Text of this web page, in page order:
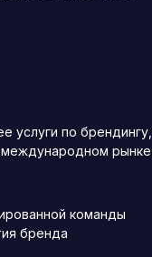
услуги по брендингу,
рынке
команды
бренда